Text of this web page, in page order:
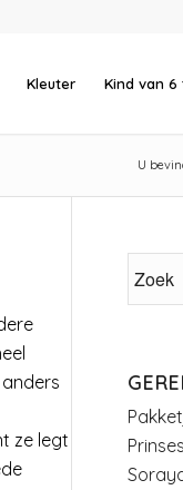
Kleuter Kind van 6
U
ze legt